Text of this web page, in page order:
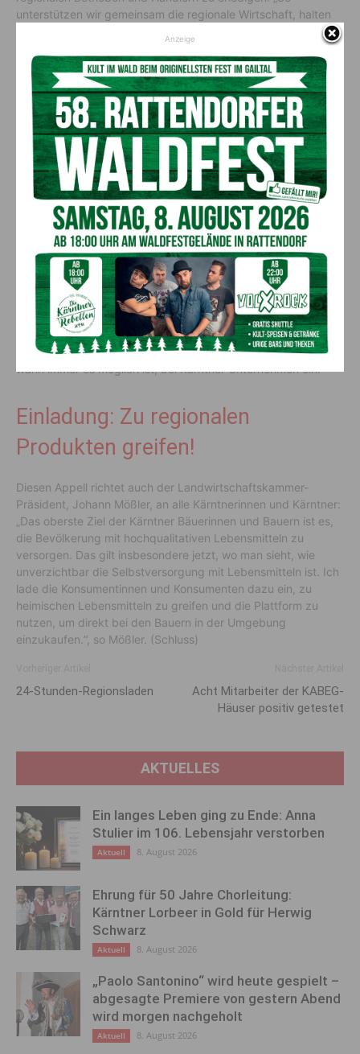
unterstützen wir gemeinsam die regionale Wirtschaft, halten
den Wirtschaftskreislauf aufrecht und sichern Unternehmen
und Arbeitsplätze“, sagen die beiden Landesräte.
Unterstützung von der
Wirtschaftskammer
Massiv unterstützt wird die neue Informationsplattform von
der Wirtschaftskammer Kärnten. Präsident Jürgen Mandl
appelliert eindringlich an die Bevölkerung: „Jetzt haben wir
die Gelegenheit, den Kärntner Stolz auf unsere Heimat richtig
zu zeigen und in dieser schwierigen Phase unsere regionalen
Betriebe zu unterstützen.“ Viele Bäcker, Fleischer, Wirtshäuser
und andere Händler und Produzenten hätten in den
vergangenen Tagen ihre Geschäftsmodelle umgestellt,
würden Online-Shops oder Zustellservices anbieten, um unter
den völlig neuen Rahmenbedingungen ihr Geschäft am Laufen
und ihre Mitarbeiter in Beschäftigung halten zu können.
Mandl: „Bitte nutzen Sie die Möglichkeiten und kaufen Sie,
wann immer es möglich ist, bei Kärntner Unternehmen ein.“
Einladung: Zu regionalen
Produkten greifen!
Diesen Appell richtet auch der Landwirtschaftskammer-
Präsident, Johann Mößler, an alle Kärntnerinnen und Kärntner:
„Das oberste Ziel der Kärntner Bäuerinnen und Bauern ist es,
die Bevölkerung mit hochqualitativen Lebensmitteln zu
versorgen. Das gilt insbesondere jetzt, wo man sieht, wie
unverzichtbar die Selbstversorgung mit Lebensmitteln ist. Ich
lade die Konsumentinnen und Konsumenten dazu ein, zu
heimischen Lebensmitteln zu greifen und die Plattform zu
nutzen, um direkt bei den Bauern in der Umgebung
einzukaufen.“, so Mößler. (Schluss)
24-Stunden-Regionsladen
Acht Mitarbeiter der KABEG-
Häuser positiv getestet
AKTUELLES
Ein langes Leben ging zu Ende: Anna
Stulier im 106. Lebensjahr verstorben
Aktuell 8. August 2026
Ehrung für 50 Jahre Chorleitung:
Kärntner Lorbeer in Gold für Herwig
Schwarz
Aktuell 8. August 2026
„Paolo Santonino“ wird heute gespielt –
abgesagte Premiere von gestern Abend
wird morgen nachgeholt
Aktuell 8. August 2026
Anzeige